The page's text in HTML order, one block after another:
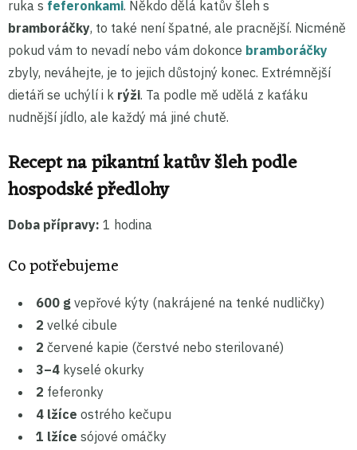
ruka s feferonkami. Někdo dělá katův šleh s
bramboráčky, to také není špatné, ale pracnější. Nicméně
pokud vám to nevadí nebo vám dokonce bramboráčky
zbyly, neváhejte, je to jejich důstojný konec. Extrémnější
dietáři se uchýlí i k rýži. Ta podle mě udělá z kaťáku
nudnější jídlo, ale každý má jiné chutě.
Recept na pikantní katův šleh podle
hospodské předlohy
Doba přípravy: 1 hodina
Co potřebujeme
600 g vepřové kýty (nakrájené na tenké nudličky)
2 velké cibule
2 červené kapie (čerstvé nebo sterilované)
3–4 kyselé okurky
2 feferonky
4 lžíce ostrého kečupu
1 lžíce sójové omáčky